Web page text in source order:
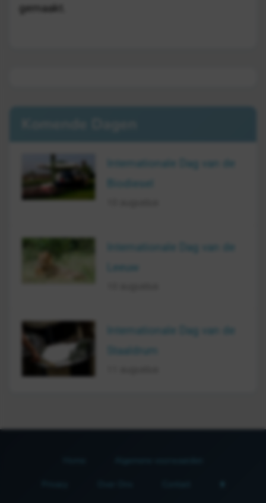
gemaakt.
Internationale Dag van de
Internationale Dag van de
Internationale Dag van de